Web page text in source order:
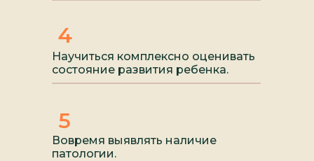
Научиться комплексно оценивать
состояние развития ребенка.
4
Вовремя выявлять наличие
патологии.
5